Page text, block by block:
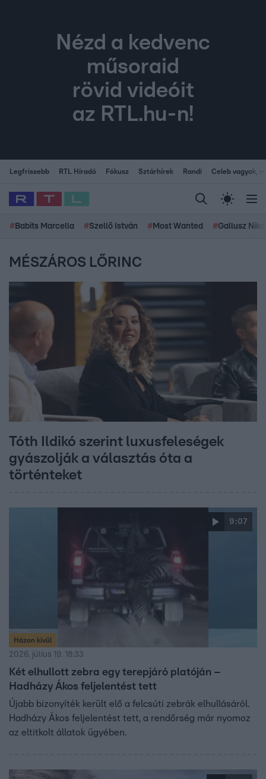
Nézd a kedvenc
műsoraid
rövid videóit
az RTL.hu-n!
Legfrissebb RTL Híradó Fókusz Sztárhírek Randi Celeb vagyok,
# Babits Marcella #Szellő István # Most Wanted #Gallusz
MÉSZÁROS LŐRINC
Tóth Ildikó szerint luxusfeleségek
gyászolják a választás óta a
történteket
9:07
Házon kívül
2026. július 19. 18:33
Két elhullott zebra egy terepjáró platóján –
Hadházy Ákos feljelentést tett
Újabb bizonyíték került elő a felcsúti zebrák elhullásáról.
Hadházy Ákos feljelentést tett, a rendőrség már nyomoz
az eltitkolt állatok ügyében.